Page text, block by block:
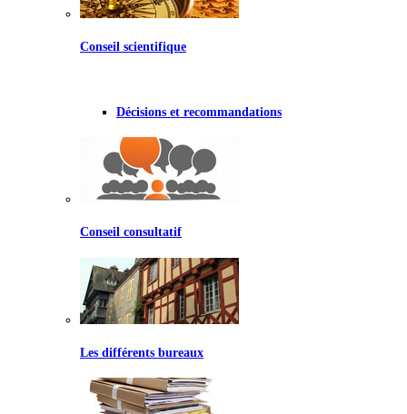
Conseil scientifique
Décisions et recommandations
Conseil consultatif
Les différents bureaux